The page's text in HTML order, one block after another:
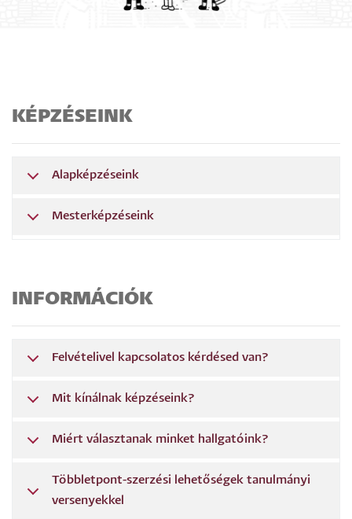
KÉPZÉSEINK
Alapképzéseink
Mesterképzéseink
INFORMÁCIÓK
Felvételivel kapcsolatos kérdésed van?
Mit kínálnak képzéseink?
Miért választanak minket hallgatóink?
Többletpont-szerzési lehetőségek tanulmányi
versenyekkel